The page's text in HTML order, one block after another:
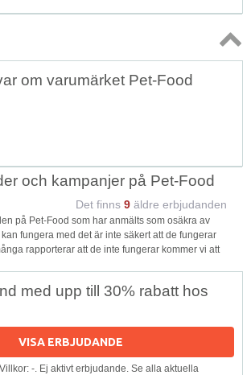
Topp
om varumärket Pet-Food
och kampanjer på Pet-Food
Det finns 9 äldre erbjudanden
på Pet-Food som har anmälts som osäkra av
fungera med det är inte säkert att de fungerar
rapporterar att de inte fungerar kommer vi att
med upp till 30% rabatt hos
VISA ERBJUDANDE
Villkor: -. Ej aktivt erbjudande. Se alla aktuella